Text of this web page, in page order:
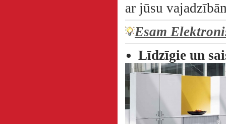
ar jūsu
Esam
Līdzīgie un